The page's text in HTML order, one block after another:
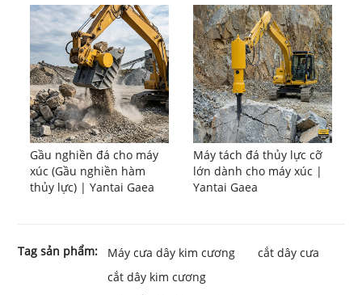
Gầu nghiền đá cho máy
xúc (Gầu nghiền hàm
thủy lực) | Yantai Gaea
Máy tách đá thủy lực cỡ
lớn dành cho máy xúc |
Yantai Gaea
Tag sản phẩm: Máy cưa dây kim cương
cắt dây cưa
cắt dây kim cương